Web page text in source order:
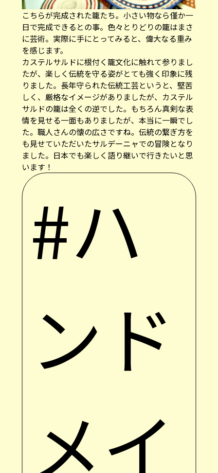
こちらが完成された籠たち。小さい物なら僅か一
日で完成できるとの事。色々とりどりの籠はまさ
に芸術。実際に手にとってみると、偉大なる重み
を感じます。
カステルサルドに根付く籠文化に触れて参りまし
たが、楽しく伝統を守る姿がとても強く印象に残
りました。長年守られた伝統工芸というと、堅苦
しく、厳格なイメージがありましたが、カステル
サルドの籠は全くの逆でした。もちろん真剣な表
情を見せる一面もありましたが、本当に一瞬でし
た。職人さんの懐の広さですね。伝統の繋ぎ方を
も見せていただいたサルデーニャでの冒険となり
ました。日本でも楽しく語り継いで行きたいと思
います！
#ハ
ンド
メイ